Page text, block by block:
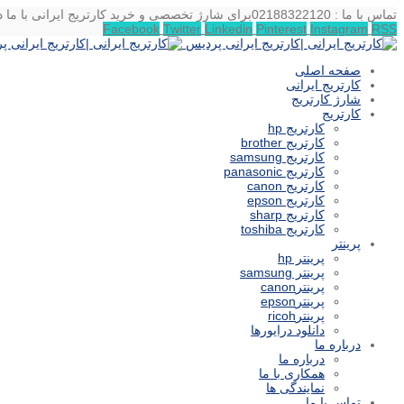
تماس با ما : 02188322120
برای شارژ تخصصی و خرید کارتریج ایرانی با ما
Facebook Twitter Linkedin Pinterest Instagram RSS
صفحه اصلی
کارتریج ایرانی
شارژ کارتریج
کارتریج
کارتریج hp
کارتریج brother
کارتریج samsung
کارتریج panasonic
کارتریج canon
کارتریج epson
کارتریج sharp
کارتریج toshiba
پرینتر
پرینتر hp
پرینتر samsung
پرینترcanon
پرینترepson
پرینترricoh
دانلود درایورها
درباره ما
درباره ما
همکاری با ما
نمایندگی ها